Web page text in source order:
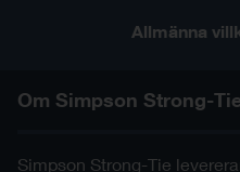
Allmänna
Om Simpson Strong-
Simpson Strong-Tie